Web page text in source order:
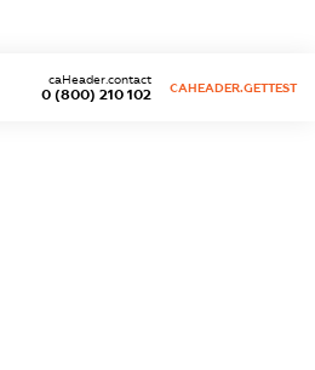
0 (800) 210 102
caHeader.contact
CAHEADER.GETTEST